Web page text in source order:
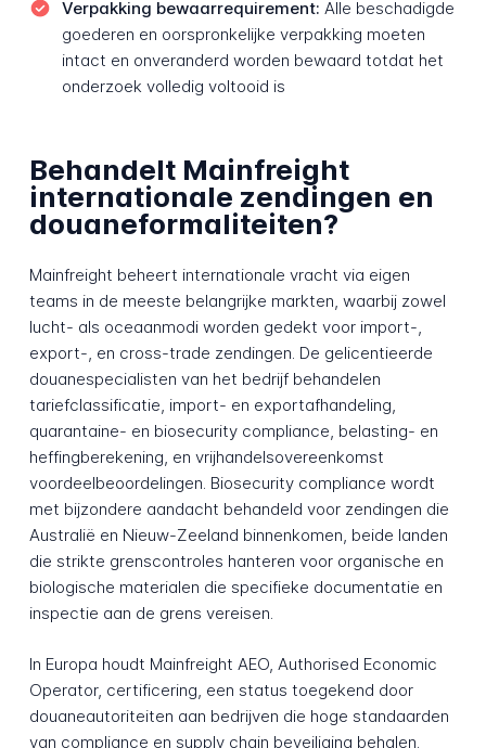
Verpakking bewaarrequirement: Alle beschadigde
goederen en oorspronkelijke verpakking moeten
intact en onveranderd worden bewaard totdat het
onderzoek volledig voltooid is
Behandelt Mainfreight
internationale zendingen en
douaneformaliteiten?
Mainfreight beheert internationale vracht via eigen
teams in de meeste belangrijke markten, waarbij zowel
lucht- als oceaanmodi worden gedekt voor import-,
export-, en cross-trade zendingen. De gelicentieerde
douanespecialisten van het bedrijf behandelen
tariefclassificatie, import- en exportafhandeling,
quarantaine- en biosecurity compliance, belasting- en
heffingberekening, en vrijhandelsovereenkomst
voordeelbeoordelingen. Biosecurity compliance wordt
met bijzondere aandacht behandeld voor zendingen die
Australië en Nieuw-Zeeland binnenkomen, beide landen
die strikte grenscontroles hanteren voor organische en
biologische materialen die specifieke documentatie en
inspectie aan de grens vereisen.
In Europa houdt Mainfreight AEO, Authorised Economic
Operator, certificering, een status toegekend door
douaneautoriteiten aan bedrijven die hoge standaarden
van compliance en supply chain beveiliging behalen.